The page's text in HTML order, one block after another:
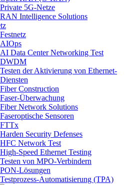
Private 5G-Netze
RAN Intelligence Solutions
Festnetz
AIOps
AI Data Center Networking Test
DWDM
Testen der Aktivierung von Ethernet-
Diensten
Fiber Construction
Faser-Überwachung
Fiber Network Solutions
Faseroptische Sensoren
FTTx
Harden Security Defenses
HFC Network Test
High-Speed Ethernet Testing
Testen von MPO-Verbindern
PON-Lösungen
Testprozess-Automatisierung (TPA)